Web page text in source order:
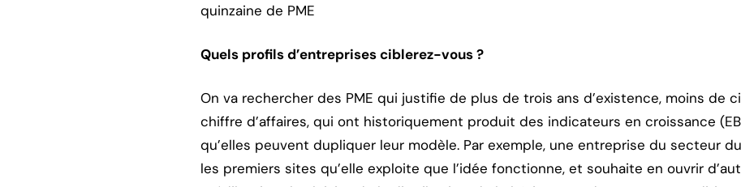
quinzaine de PME
Quels profils d’entreprises ciblerez-vous ?
On va rechercher des PME qui justifie de plus de trois ans d’existence, moins de
chiffre d’affaires, qui ont historiquement produit des indicateurs en croissance
qu’elles peuvent dupliquer leur modèle. Par exemple, une entreprise du secteur
les premiers sites qu’elle exploite que l’idée fonctionne, et souhaite en ouvrir